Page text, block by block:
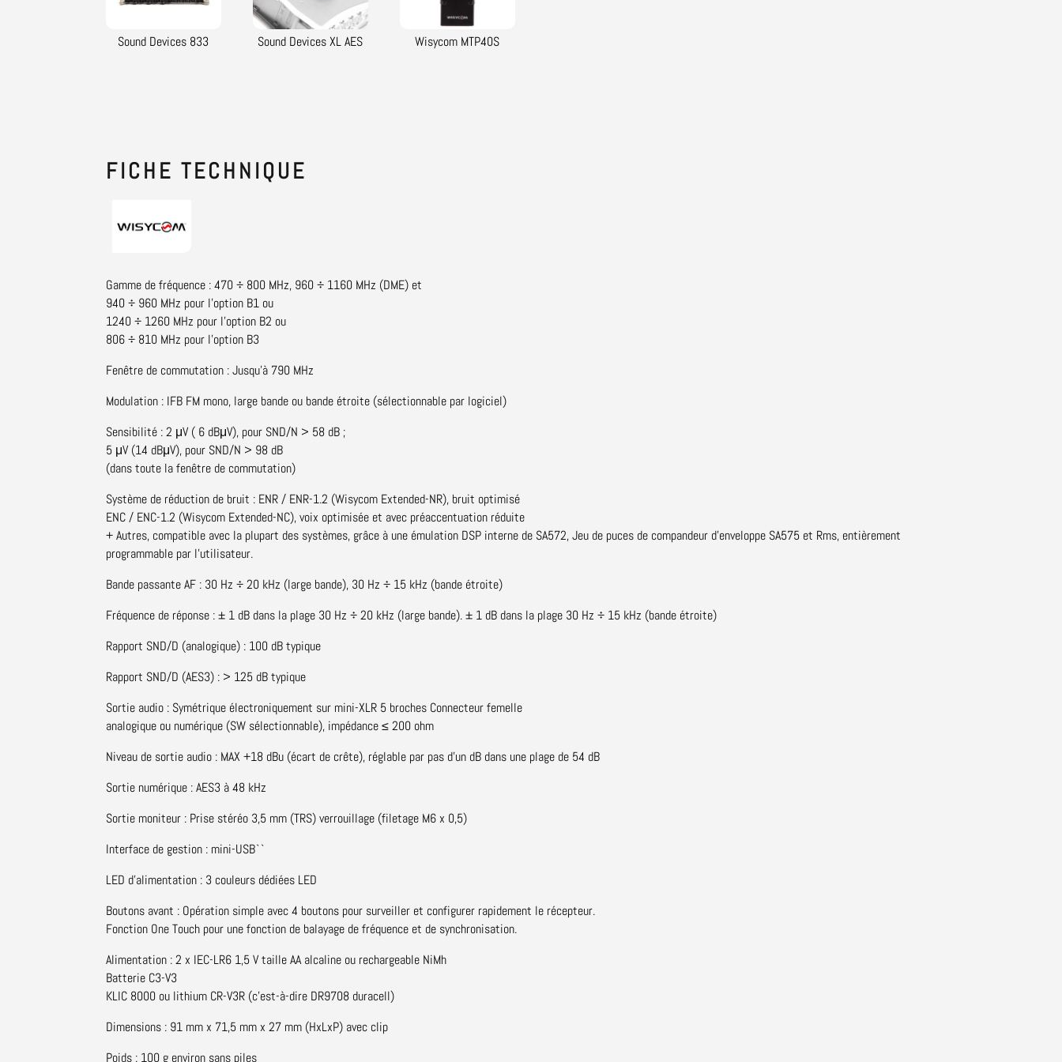
Sound Devices 833 Sound Devices XL AES Wisycom MTP40S
FICHE TECHNIQUE
Gamme de fréquence : 470 ÷ 800 MHz, 960 ÷ 1160 MHz (DME) et
940 ÷ 960 MHz pour l'option B1 ou
1240 ÷ 1260 MHz pour l'option B2 ou
806 ÷ 810 MHz pour l'option B3
Fenêtre de commutation : Jusqu'à 790 MHz
Modulation : IFB FM mono, large bande ou bande étroite (sélectionnable par logiciel)
Sensibilité : 2 μV ( 6 dBμV), pour SND/N > 58 dB ;
5 μV (14 dBμV), pour SND/N > 98 dB
(dans toute la fenêtre de commutation)
Système de réduction de bruit : ENR / ENR-1.2 (Wisycom Extended-NR), bruit optimisé
ENC / ENC-1.2 (Wisycom Extended-NC), voix optimisée et avec préaccentuation réduite
+ Autres, compatible avec la plupart des systèmes, grâce à une émulation DSP interne de SA572, Jeu de puces de compandeur d'enveloppe SA575 et Rms, entièrement
programmable par l'utilisateur.
Bande passante AF : 30 Hz ÷ 20 kHz (large bande), 30 Hz ÷ 15 kHz (bande étroite)
Fréquence de réponse : ± 1 dB dans la plage 30 Hz ÷ 20 kHz (large bande). ± 1 dB dans la plage 30 Hz ÷ 15 kHz (bande étroite)
Rapport SND/D (analogique) : 100 dB typique
Rapport SND/D (AES3) : > 125 dB typique
Sortie audio : Symétrique électroniquement sur mini-XLR 5 broches Connecteur femelle
analogique ou numérique (SW sélectionnable), impédance ≤ 200 ohm
Niveau de sortie audio : MAX +18 dBu (écart de crête), réglable par pas d'un dB dans une plage de 54 dB
Sortie numérique : AES3 à 48 kHz
Sortie moniteur : Prise stéréo 3,5 mm (TRS) verrouillage (filetage M6 x 0,5)
Interface de gestion : mini-USB``
LED d'alimentation : 3 couleurs dédiées LED
Boutons avant : Opération simple avec 4 boutons pour surveiller et configurer rapidement le récepteur.
Fonction One Touch pour une fonction de balayage de fréquence et de synchronisation.
Alimentation : 2 x IEC-LR6 1,5 V taille AA alcaline ou rechargeable NiMh
Batterie C3-V3
KLIC 8000 ou lithium CR-V3R (c'est-à-dire DR9708 duracell)
Dimensions : 91 mm x 71,5 mm x 27 mm (HxLxP) avec clip
Poids : 100 g environ sans piles